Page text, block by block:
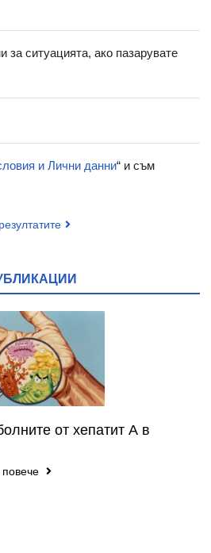
за ситуацията, ако пазарувате
и Лични данни“ и съм
от хепатит А в